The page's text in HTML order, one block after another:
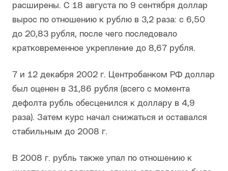
расширены. С 18 августа по 9 сентября доллар
вырос по отношению к рублю в 3,2 раза: с 6,50
до 20,83 рубля, после чего последовало
кратковременное укрепление до 8,67 рубля.
7 и 12 декабря 2002 г. Центробанком РФ доллар
был оценен в 31,86 рубля (всего с момента
дефолта рубль обесценился к доллару в 4,9
раза). Затем курс начал снижаться и оставался
стабильным до 2008 г.
В 2008 г. рубль также упал по отношению к